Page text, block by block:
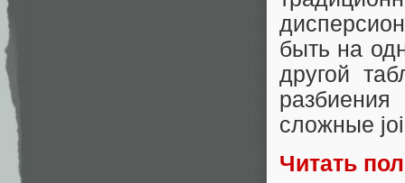
быть на
другой
сложные
Читать